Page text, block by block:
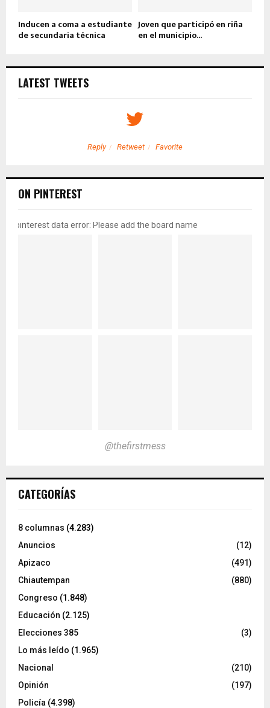
Inducen a coma a estudiante
de secundaria técnica
Joven que participó en riña
en el municipio...
LATEST TWEETS
Reply Retweet Favorite
ON PINTEREST
pinterest data error: Please add the board name
@thefirstmess
CATEGORÍAS
8 columnas (4.283)
Anuncios
(12)
Apizaco
(491)
Chiautempan
(880)
Congreso (1.848)
Educación (2.125)
Elecciones 385
(3)
Lo más leído (1.965)
Nacional
(210)
Opinión
(197)
Policía (4.398)